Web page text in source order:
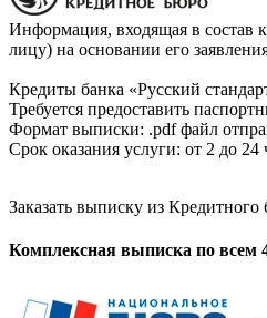
Информация, входящая в состав
лицу) на основании его
Кредиты банка «Русский
Требуется предоставить
Формат выписки: .pdf файл
Срок оказания услуги: от 2 до 24
Заказать выписку из
Комплексная выписка по